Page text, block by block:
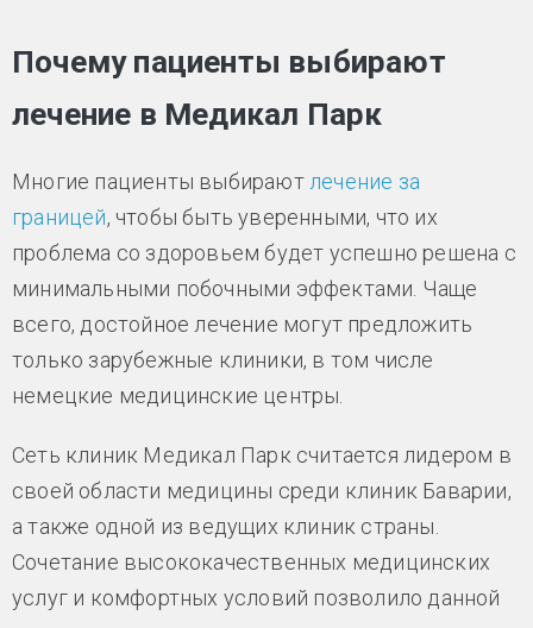
Почему пациенты выбирают
лечение в Медикал Парк
Многие пациенты выбирают лечение за
границей, чтобы быть уверенными, что их
проблема со здоровьем будет успешно решена с
минимальными побочными эффектами. Чаще
всего, достойное лечение могут предложить
только зарубежные клиники, в том числе
немецкие медицинские центры.
Сеть клиник Медикал Парк считается лидером в
своей области медицины среди клиник Баварии,
а также одной из ведущих клиник страны.
Сочетание высококачественных медицинских
услуг и комфортных условий позволило данной